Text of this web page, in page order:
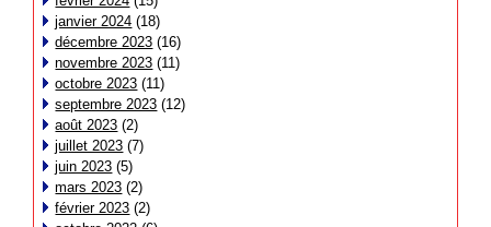
janvier 2024 (18)
décembre 2023 (16)
novembre 2023 (11)
octobre 2023 (11)
septembre 2023 (12)
août 2023 (2)
juillet 2023 (7)
juin 2023 (5)
mars 2023 (2)
février 2023 (2)